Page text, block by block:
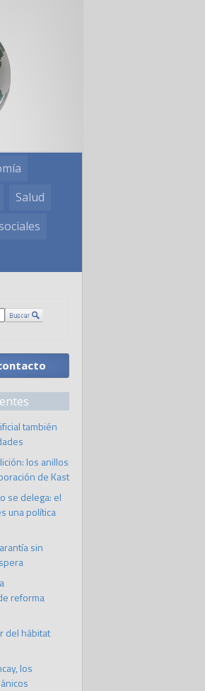
Salud
también
los anillos
de Kast
se delega: el
una política
sin
reforma
del hábitat
los